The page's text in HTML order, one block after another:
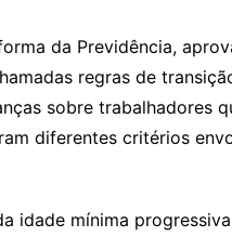
da Previdência,
regras de
sobre trabalhadores
diferentes critérios
idade mínima